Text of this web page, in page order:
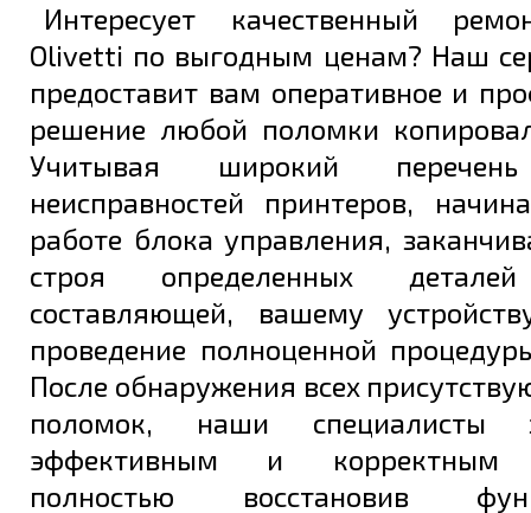
Интересует качественный
Olivetti по выгодным ценам? Наш
предоставит вам оперативное и
решение любой поломки
Учитывая широкий
неисправностей принтеров,
работе блока управления,
строя определенных
составляющей, вашему
проведение полноценной
После обнаружения всех
поломок, наши специалисты
эффективным и корректным
полностью восстановив